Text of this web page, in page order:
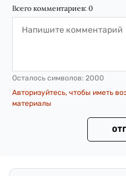
депутат от
финотчетах
не прошли в
документов